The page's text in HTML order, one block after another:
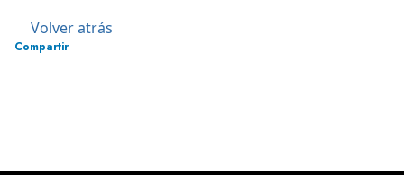
Volver atrás
Compartir